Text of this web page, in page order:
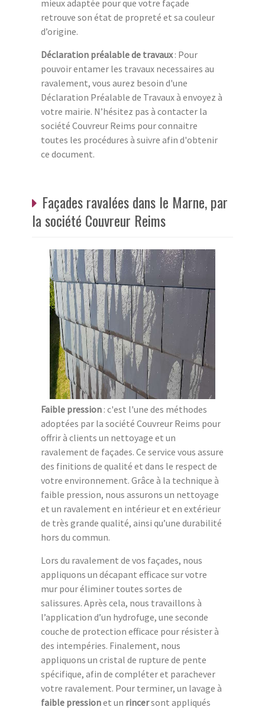
mieux adaptée pour que votre façade
retrouve son état de propreté et sa couleur
d’origine.
Déclaration préalable de travaux: Pour
pouvoir entamer les travaux necessaires au
ravalement, vous aurez besoin d'une
Déclaration Préalable de Travaux à envoyez à
votre mairie. N’hésitez pas à contacter la
société Couvreur Reims pour connaitre
toutes les procédures à suivre afin d'obtenir
ce document.
Façades ravalées dans le Marne, par
la société Couvreur Reims
Faible pression : c'est l'une des méthodes
adoptées par la société Couvreur Reims pour
offrir à clients un nettoyage et un
ravalement de façades. Ce service vous assure
des finitions de qualité et dans le respect de
votre environnement. Grâce à la technique à
faible pression, nous assurons un nettoyage
et un ravalement en intérieur et en extérieur
de très grande qualité, ainsi qu’une durabilité
hors du commun.
Lors du ravalement de vos façades, nous
appliquons un décapant efficace sur votre
mur pour éliminer toutes sortes de
salissures. Après cela, nous travaillons à
l’application d’un hydrofuge, une seconde
couche de protection efficace pour résister à
des intempéries. Finalement, nous
appliquons un cristal de rupture de pente
spécifique, afin de compléter et parachever
votre ravalement. Pour terminer, un lavage à
faible pressionet un rincersont appliqués